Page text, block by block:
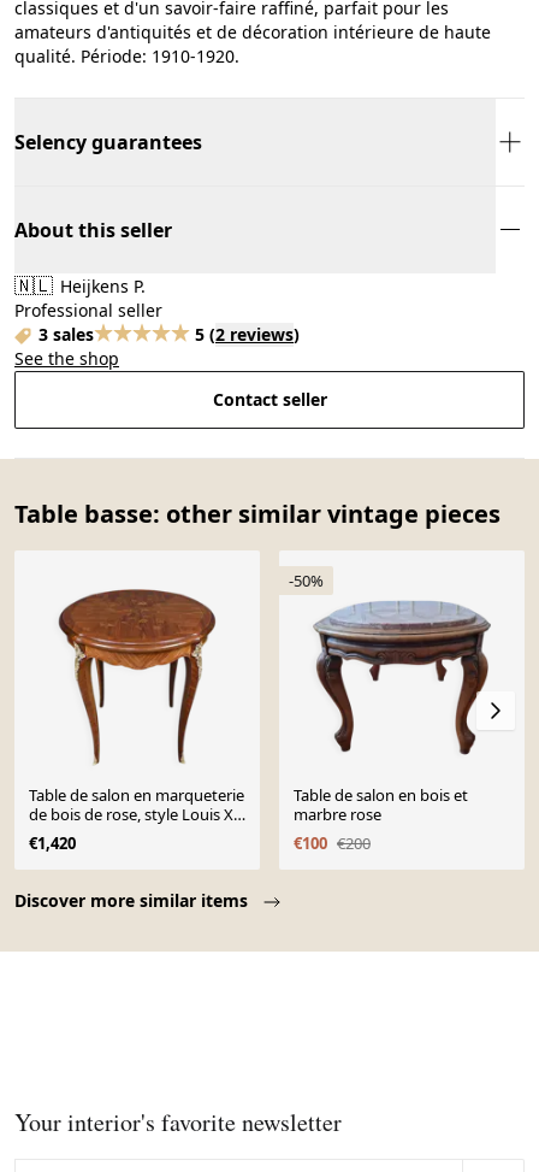
classiques et d'un savoir-faire raffiné, parfait pour les
amateurs d'antiquités et de décoration intérieure de haute
qualité. Période: 1910-1920.
Selency guarantees
About this seller
🇳🇱 Heijkens P.
Professional seller
3 sales
5 (2 reviews)
See the shop
Contact seller
Table basse: other similar vintage pieces
Discover more similar items
Table de salon en marqueterie
de bois de rose, style Louis XV
– Milieu XXe
€1,420
-50%
Table de salon en bois et
marbre rose
€100 €200
Your interior's favorite newsletter